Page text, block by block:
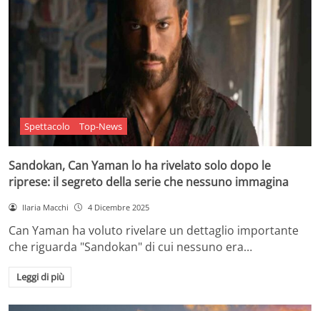
Spettacolo Top-News
Sandokan, Can Yaman lo ha rivelato solo dopo le
riprese: il segreto della serie che nessuno immagina
Ilaria Macchi 4 Dicembre 2025
Can Yaman ha voluto rivelare un dettaglio importante
che riguarda "Sandokan" di cui nessuno era…
Leggi di più